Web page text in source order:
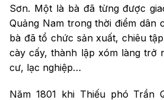
Sơn. Một là bà đã từng được
Quảng Nam trong thời điểm dân
bà đã tổ chức sản xuất, chiêu
cày cấy, thành lập xóm làng trở
cư, lạc nghiệp…
Năm 1801 khi Thiếu phó Trần